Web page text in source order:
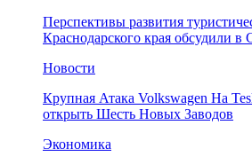
Перспективы развития
Краснодарского края обсудили в
Новости
Крупная Атака Volkswagen На
открыть Шесть Новых Заводов
Экономика